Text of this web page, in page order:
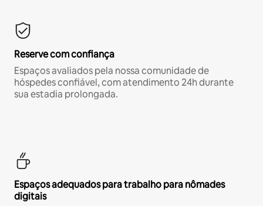
Reserve com confiança
Espaços avaliados pela nossa comunidade de
hóspedes confiável, com atendimento 24h durante
sua estadia prolongada.
Espaços adequados para trabalho para nômades
digitais